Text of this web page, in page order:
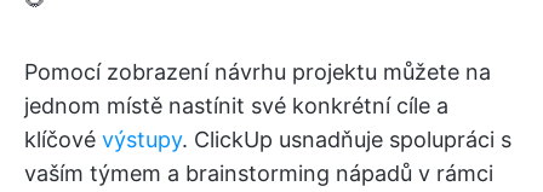
Pomocí zobrazení návrhu projektu můžete na
jednom místě nastínit své konkrétní cíle a
klíčové výstupy. ClickUp usnadňuje spolupráci s
vaším týmem a brainstorming nápadů v rámci